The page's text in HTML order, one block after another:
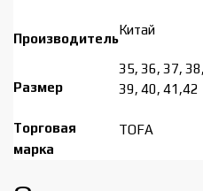
Производитель
Китай
Размер
35, 36, 37, 38,
39, 40, 41,42
Торговая
марка
TOFA